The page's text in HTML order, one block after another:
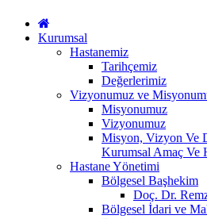
Kurumsal
Hastanemiz
Tarihçemiz
Değerlerimiz
Vizyonumuz ve
Misyonumuz
Vizyonumuz
Misyon, Vizyon Ve
Kurumsal Amaç Ve
Hastane Yönetimi
Bölgesel Başhekim
Doç. Dr.
Bölgesel İdari ve